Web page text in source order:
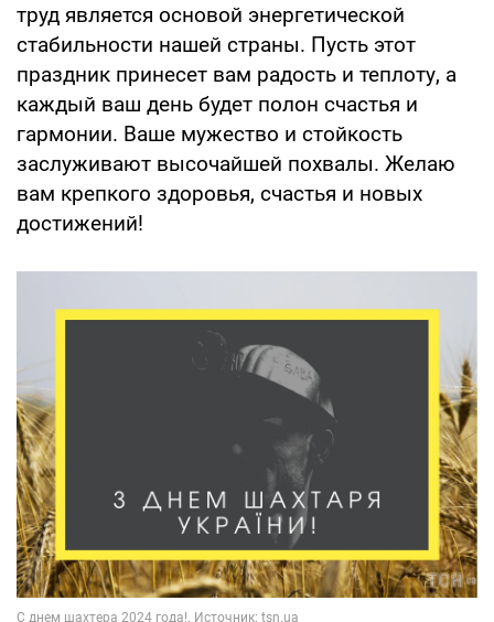
труд является основой энергетической
стабильности нашей страны. Пусть этот
праздник принесет вам радость и теплоту, а
каждый ваш день будет полон счастья и
гармонии. Ваше мужество и стойкость
заслуживают высочайшей похвалы. Желаю
вам крепкого здоровья, счастья и новых
достижений!